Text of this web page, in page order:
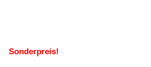
Sonderpreis!